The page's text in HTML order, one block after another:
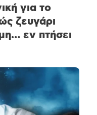
για το
ζευγάρι
εν πτήσει